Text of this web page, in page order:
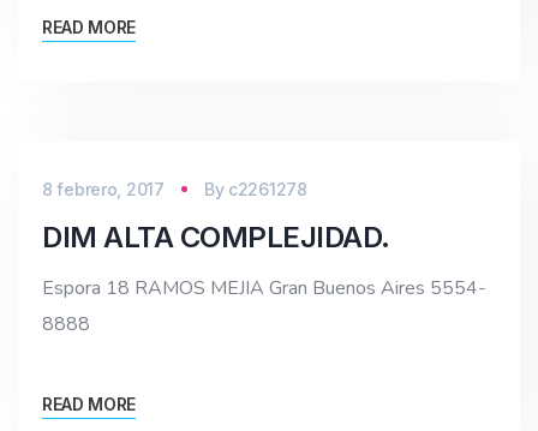
READ MORE
8 febrero, 2017 By c2261278
DIM ALTA COMPLEJIDAD.
Espora 18 RAMOS MEJIA Gran Buenos Aires 5554-
8888
READ MORE